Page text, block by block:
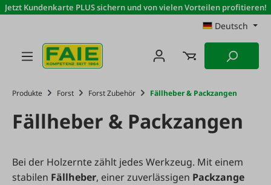
Zum Hauptinhalt springen
Jetzt Kundenkarte PLUS sichern und von vielen Vorteilen profitieren!
Deutsch
Produkte Forst Forst Zubehör Fällheber & Packzangen
Fällheber & Packzangen
Bei der Holzernte zählt jedes Werkzeug. Mit einem
stabilen Fällheber, einer zuverlässigen Packzange